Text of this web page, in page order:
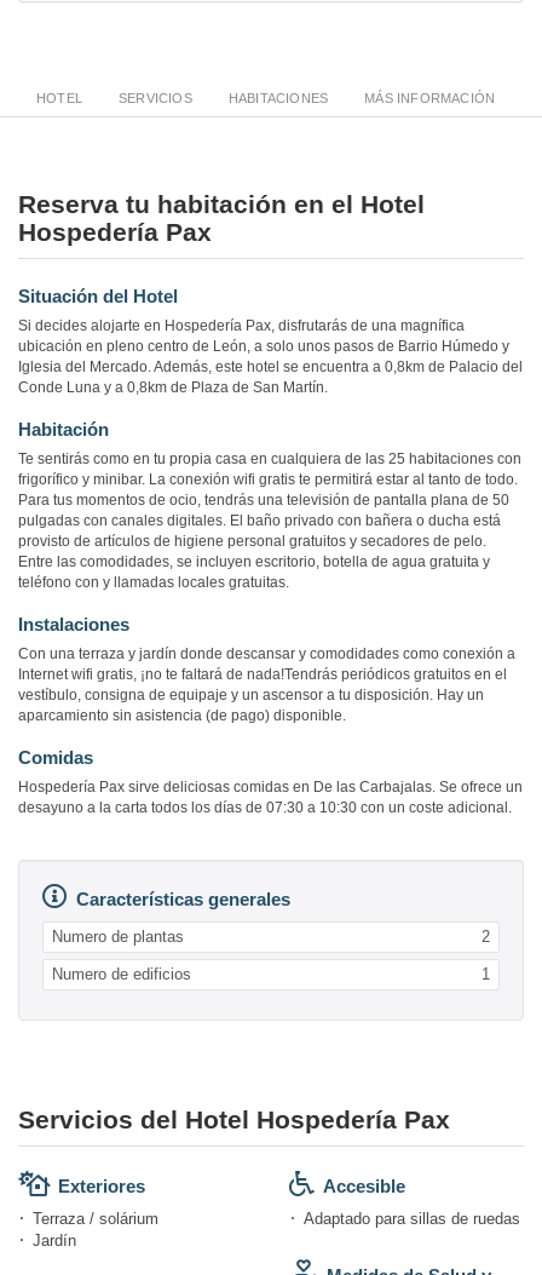
HOTEL SERVICIOS HABITACIONES MÁS INFORMACIÓN
Reserva tu habitación en el Hotel
Hospedería Pax
Situación del Hotel
Si decides alojarte en Hospedería Pax, disfrutarás de una magnífica
ubicación en pleno centro de León, a solo unos pasos de Barrio Húmedo y
Iglesia del Mercado. Además, este hotel se encuentra a 0,8km de Palacio del
Conde Luna y a 0,8km de Plaza de San Martín.
Habitación
Te sentirás como en tu propia casa en cualquiera de las 25 habitaciones con
frigorífico y minibar. La conexión wifi gratis te permitirá estar al tanto de todo.
Para tus momentos de ocio, tendrás una televisión de pantalla plana de 50
pulgadas con canales digitales. El baño privado con bañera o ducha está
provisto de artículos de higiene personal gratuitos y secadores de pelo.
Entre las comodidades, se incluyen escritorio, botella de agua gratuita y
teléfono con y llamadas locales gratuitas.
Instalaciones
Con una terraza y jardín donde descansar y comodidades como conexión a
Internet wifi gratis, ¡no te faltará de nada!Tendrás periódicos gratuitos en el
vestíbulo, consigna de equipaje y un ascensor a tu disposición. Hay un
aparcamiento sin asistencia (de pago) disponible.
Comidas
Hospedería Pax sirve deliciosas comidas en De las Carbajalas. Se ofrece un
desayuno a la carta todos los días de 07:30 a 10:30 con un coste adicional.
Características generales
Numero de plantas 2
Numero de edificios 1
Servicios del Hotel Hospedería Pax
Exteriores
Terraza / solárium
Jardín
Accesible
Adaptado para sillas de ruedas